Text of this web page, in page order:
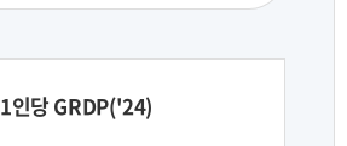
1인당 GRDP('24)